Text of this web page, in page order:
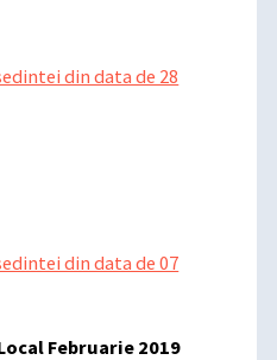
din data de 28
din data de 07
Februarie 2019